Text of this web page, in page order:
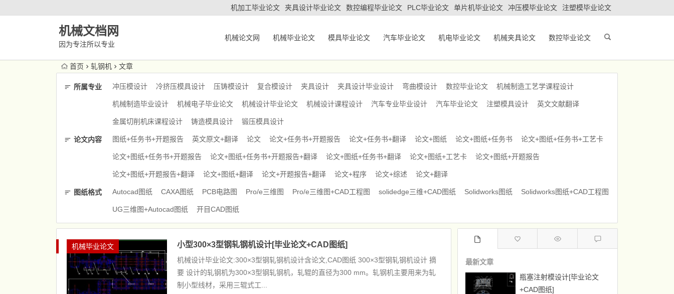
机加工毕业论文 夹具设计毕业论文 数控编程毕业论文 PLC毕业论文 单片机毕业论文 冲压模毕业论文 注塑模毕业论文
机械文档网
因为专注所以专业
机械论文网 机械毕业论文 模具毕业论文 汽车毕业论文 机电毕业论文 机械夹具论文 数控毕业论文
首页 轧钢机 文章
所属专业 冲压模设计 冷挤压模具设计 压铸模设计 复合模设计 夹具设计 夹具设计毕业设计 弯曲模设计 数控毕业论文 机械制造工艺学课程设计
机械制造毕业设计 机械电子毕业论文 机械设计毕业论文 机械设计课程设计 汽车专业毕业设计 汽车毕业论文 注塑模具设计 英文文献翻译
金属切削机床课程设计 铸造模具设计 锻压模具设计
论文内容 图纸+任务书+开题报告 英文原文+翻译 论文 论文+任务书+开题报告 论文+任务书+翻译 论文+图纸 论文+图纸+任务书 论文+图纸+任务书+工艺卡
论文+图纸+任务书+开题报告 论文+图纸+任务书+开题报告+翻译 论文+图纸+任务书+翻译 论文+图纸+工艺卡 论文+图纸+开题报告
论文+图纸+开题报告+翻译 论文+图纸+翻译 论文+开题报告+翻译 论文+程序 论文+综述 论文+翻译
图纸格式 Autocad图纸 CAXA图纸 PCB电路图 Pro/e三维图 Pro/e三维图+CAD工程图 solidedge三维+CAD图纸 Solidworks图纸 Solidworks图纸+CAD工程图
UG三维图+Autocad图纸 开目CAD图纸
机械毕业论文 小型300×3型钢轧钢机设计[毕业论文+CAD图纸]
机械设计毕业论文:300×3型钢轧钢机设计含论文,CAD图纸 300×3型钢轧钢机设计 摘
要 设计的轧钢机为300×3型钢轧钢机，轧辊的直径为300 mm。轧钢机主要用来为轧
制小型线材，采用三辊式工...
最新文章
瓶塞注射模设计[毕业论文
+CAD图纸]